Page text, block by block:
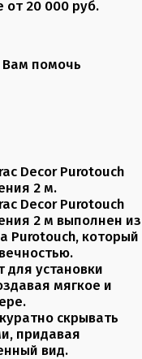
от 20 000 руб.
Вам помочь
Decor Purotouch
2 м.
Decor Purotouch
2 м выполнен из
Purotouch, который
для установки
мягкое и
скрывать
придавая
вид.